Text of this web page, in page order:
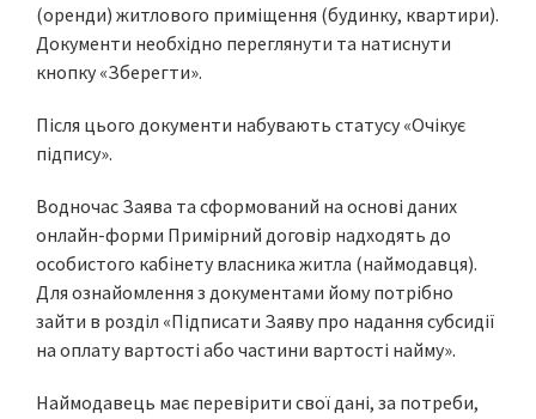
(оренди) житлового приміщення (будинку, квартири).
Документи необхідно переглянути та натиснути
кнопку «Зберегти».
Після цього документи набувають статусу «Очікує
підпису».
Водночас Заява та сформований на основі даних
онлайн-форми Примірний договір надходять до
особистого кабінету власника житла (наймодавця).
Для ознайомлення з документами йому потрібно
зайти в розділ «Підписати Заяву про надання субсидії
на оплату вартості або частини вартості найму».
Наймодавець має перевірити свої дані, за потреби,